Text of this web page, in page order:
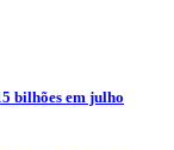
bilhões em julho